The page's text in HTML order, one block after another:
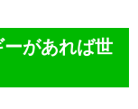
があれば世